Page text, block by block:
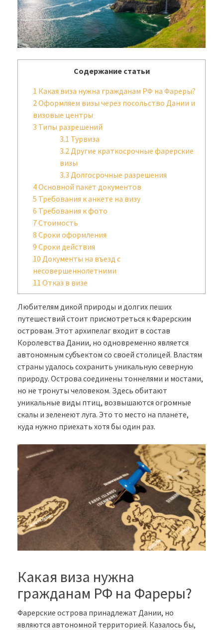
Содержание статьи
1 Какая виза нужна гражданам РФ на Фареры?
2 Оформляем визы через посольство Дании и
визовые центры
3 Типы разрешений
3.1 Турвиза
3.2 Другие краткосрочные фарерские
визы
3.3 Долгосрочные разрешения
4Основной пакет документов
5 Требования к анкете на визу
6 Требования к фото
7Стоимость
8 Сроки оформления
9 Сроки действия
10 Документы на въезд с
несовершеннолетними
11 Отказ в визе
Любителям дикой природы и долгих пеших
путешествий стоит присмотреться к Фарерским
островам. Этот архипелаг входит в состав
Королевства Дании, но одновременно является
автономным субъектом со своей столицей. Властям
страны удалось сохранить уникальную северную
природу. Острова соединены тоннелями и мостами,
но не тронуты человеком. Здесь обитают
уникальные виды птиц, возвышаются огромные
скалы и зеленеют луга. Это то место на планете,
куда нужно приехать хотя бы один раз.
Какая виза нужна
гражданам РФ на Фареры?
Фарерские острова принадлежат Дании, но
являются автономной территорией. Казалось бы,